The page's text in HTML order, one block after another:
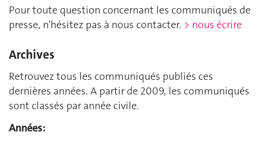
Pour toute question concernant les communiqués de
presse, n'hésitez pas à nous contacter. > nous écrire
Archives
Retrouvez tous les communiqués publiés ces
dernières années. A partir de 2009, les communiqués
sont classés par année civile.
Années: